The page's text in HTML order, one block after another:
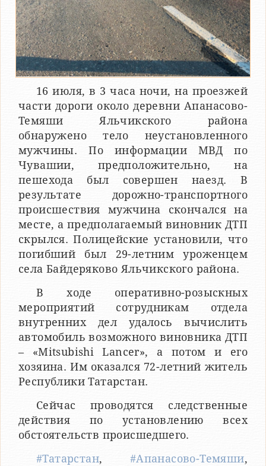
16 июля, в 3 часа ночи, на проезжей
части дороги около деревни Апанасово-
Темяши Яльчикского района
обнаружено тело неустановленного
мужчины. По информации МВД по
Чувашии, предположительно, на
пешехода был совершен наезд. В
результате дорожно-транспортного
происшествия мужчина скончался на
месте, а предполагаемый виновник ДТП
скрылся. Полицейские установили, что
погибший был 29-летним уроженцем
села Байдеряково Яльчикского района.
В ходе оперативно-розыскных
мероприятий сотрудникам отдела
внутренних дел удалось вычислить
автомобиль возможного виновника ДТП
– «Mitsubishi Lancer», а потом и его
хозяина. Им оказался 72-летний житель
Республики Татарстан.
Сейчас проводятся следственные
действия по установлению всех
обстоятельств происшедшего.
#Татарстан, #Апанасово-Темяши,